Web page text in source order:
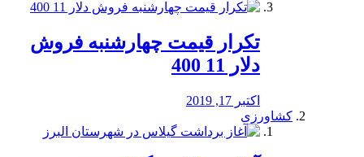
تکرار قیمت چهارشنبه فروش
دلار 11 400
اکتبر 17, 2019
کشاورزی